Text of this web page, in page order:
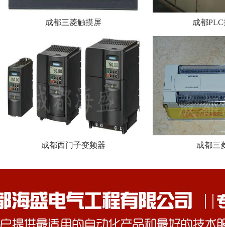
成都三菱触摸屏 成都
成都西门子变频器 成都三